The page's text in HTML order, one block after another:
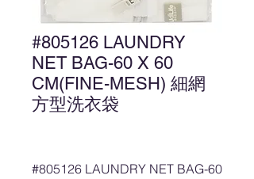
#805126 LAUNDRY
NET BAG-60 X 60
CM(FINE-MESH) 細網
方型洗衣袋
#805126 LAUNDRY NET BAG-60